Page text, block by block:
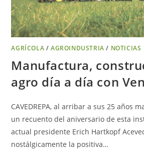
AGRÍCOLA /AGROINDUSTRIA / NOTICIAS
Manufactura,
agro día a día con
CAVEDREPA, al arribar a sus 25 años
un recuento del aniversario de esta
actual presidente Erich Hartkopf
nostálgicamente la positiva…